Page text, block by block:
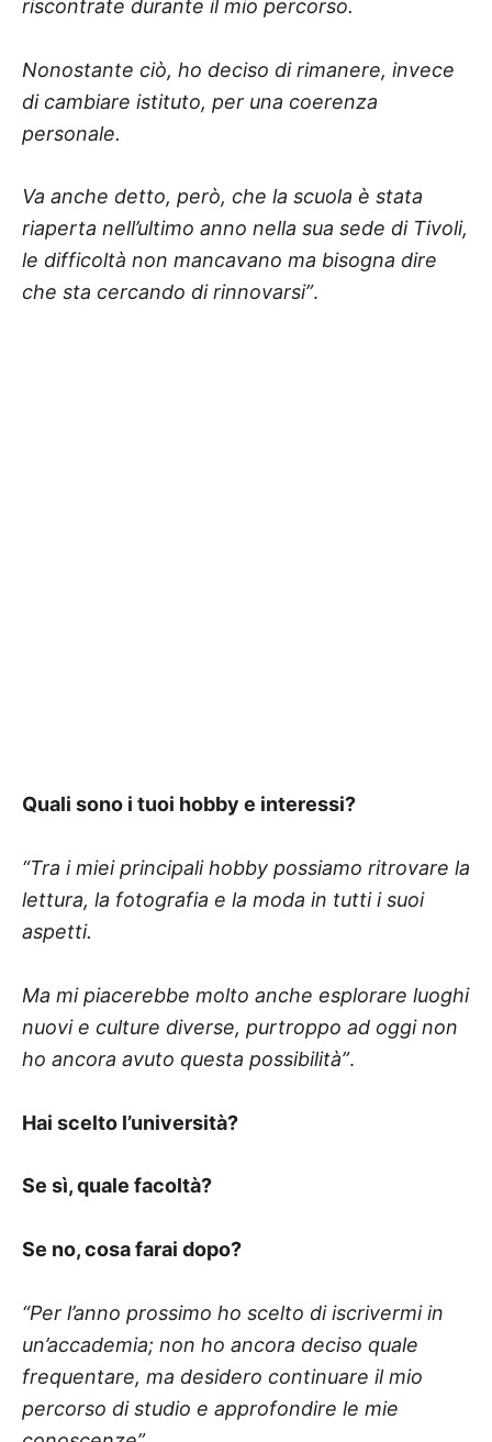
riscontrate durante il mio percorso.
Nonostante ciò, ho deciso di rimanere, invece
di cambiare istituto, per una coerenza
personale.
Va anche detto, però, che la scuola è stata
riaperta nell’ultimo anno nella sua sede di Tivoli,
le difficoltà non mancavano ma bisogna dire
che sta cercando di rinnovarsi”.
Quali sono i tuoi hobby e interessi?
“Tra i miei principali hobby possiamo ritrovare la
lettura, la fotografia e la moda in tutti i suoi
aspetti.
Ma mi piacerebbe molto anche esplorare luoghi
nuovi e culture diverse, purtroppo ad oggi non
ho ancora avuto questa possibilità”.
Hai scelto l’università?
Se sì, quale facoltà?
Se no, cosa farai dopo?
“Per l’anno prossimo ho scelto di iscrivermi in
un’accademia; non ho ancora deciso quale
frequentare, ma desidero continuare il mio
percorso di studio e approfondire le mie